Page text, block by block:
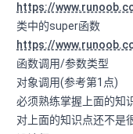
https://
类中的super函数
https://
函数调用/参数类型
对象调用(参考第1点)
必须熟练掌握上面的知
对上面的知识点还不是